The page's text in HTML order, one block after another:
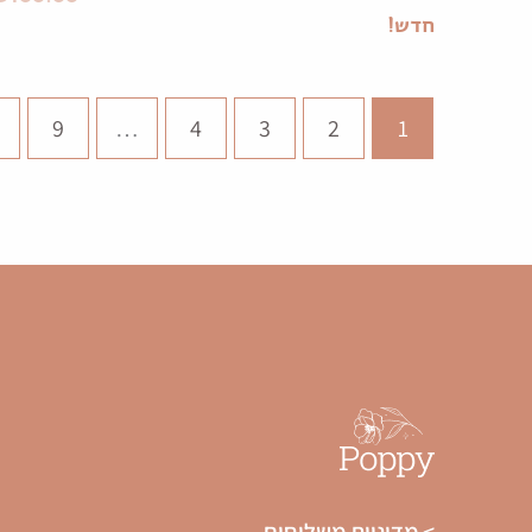
חדש!
1
2
3
4
…
9